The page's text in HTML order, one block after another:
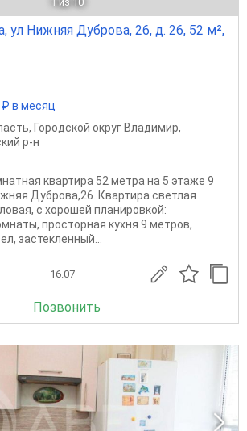
ул Нижняя Дуброва, 26, д. 26, 52 м²,
₽ в месяц
, Городской округ Владимир,
р-н
квартира 52 метра на 5 этаже 9
Дуброва,26. Квартира светлая
с хорошей планировкой:
просторная кухня 9 метров,
застекленный...
16.07
Позвонить